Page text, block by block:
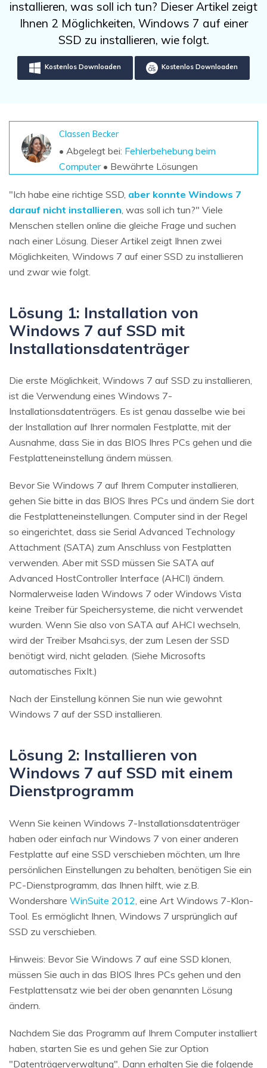
Unbegrenzte Daten vom Mac-System
wiederherstellen
Kostenlos Testen
Kostenlos Testen
Weitere Produkte
Repairit - Datenreparatur
UBackit - Datensicherung
Datenverlust-Szenarien
ALLE FUNKTIONEN ENTDECKEN
Aktuelles Thema
Sign In
search
installieren, was soll ich tun? Dieser Artikel zeigt
Ihnen 2 Möglichkeiten, Windows 7 auf einer
SSD zu installieren, wie folgt.
Kostenlos Downloaden Kostenlos Downloaden
Classen Becker
• Abgelegt bei: Fehlerbehebung beim
Computer• Bewährte Lösungen
"Ich habe eine richtige SSD, aber konnte Windows 7
darauf nicht installieren , was soll ich tun?" Viele
Menschen stellen online die gleiche Frage und suchen
nach einer Lösung. Dieser Artikel zeigt Ihnen zwei
Möglichkeiten, Windows 7 auf einer SSD zu installieren
und zwar wie folgt.
Lösung 1: Installation von
Windows 7 auf SSD mit
Installationsdatenträger
Die erste Möglichkeit, Windows 7 auf SSD zu installieren,
ist die Verwendung eines Windows 7-
Installationsdatenträgers. Es ist genau dasselbe wie bei
der Installation auf Ihrer normalen Festplatte, mit der
Ausnahme, dass Sie in das BIOS Ihres PCs gehen und die
Festplatteneinstellung ändern müssen.
Bevor Sie Windows 7 auf Ihrem Computer installieren,
gehen Sie bitte in das BIOS Ihres PCs und ändern Sie dort
die Festplatteneinstellungen. Computer sind in der Regel
so eingerichtet, dass sie Serial Advanced Technology
Attachment (SATA) zum Anschluss von Festplatten
verwenden. Aber mit SSD müssen Sie SATA auf
Advanced HostController Interface (AHCI) ändern.
Normalerweise laden Windows 7 oder Windows Vista
keine Treiber für Speichersysteme, die nicht verwendet
wurden. Wenn Sie also von SATA auf AHCI wechseln,
wird der Treiber Msahci.sys, der zum Lesen der SSD
benötigt wird, nicht geladen. (Siehe Microsofts
automatisches FixIt.)
Nach der Einstellung können Sie nun wie gewohnt
Windows 7 auf der SSD installieren.
Lösung 2: Installieren von
Windows 7 auf SSD mit einem
Dienstprogramm
Wenn Sie keinen Windows 7-Installationsdatenträger
haben oder einfach nur Windows 7 von einer anderen
Festplatte auf eine SSD verschieben möchten, um Ihre
persönlichen Einstellungen zu behalten, benötigen Sie ein
PC-Dienstprogramm, das Ihnen hilft, wie z.B.
Wondershare WinSuite 2012 , eine Art Windows 7-Klon-
Tool. Es ermöglicht Ihnen, Windows 7 ursprünglich auf
SSD zu verschieben.
Hinweis: Bevor Sie Windows 7 auf eine SSD klonen,
müssen Sie auch in das BIOS Ihres PCs gehen und den
Festplattensatz wie bei der oben genannten Lösung
ändern.
Nachdem Sie das Programm auf Ihrem Computer installiert
haben, starten Sie es und gehen Sie zur Option
"Datenträgerverwaltung". Dann erhalten Sie die folgende